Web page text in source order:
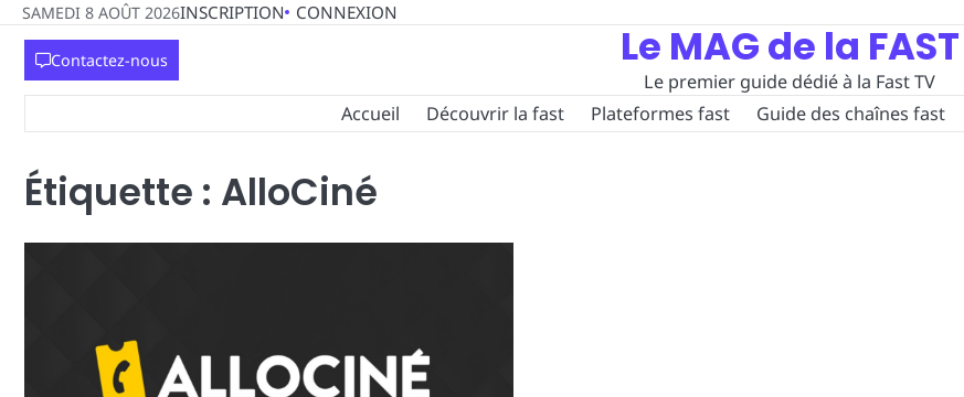
Skip
content
SAMEDI 8 AOÛT 2026INSCRIPTION CONNEXION
Contactez-nous Le MAG de la FAST
Le premier guide dédié à la Fast TV
Accueil
Découvrir la fast Plateformes fast Guide des chaînes fast
Étiquette : AlloCiné